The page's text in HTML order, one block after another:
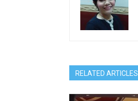
RELATED ARTICLES